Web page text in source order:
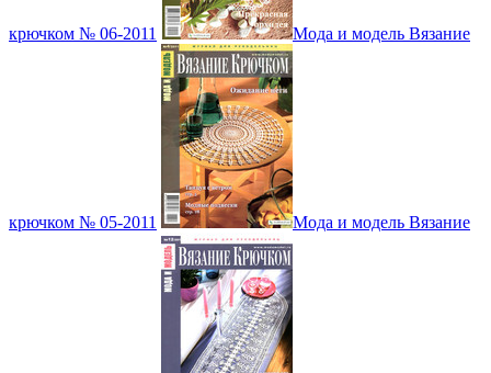
крючком № 06-2011 Мода и модель Вязание
крючком № 05-2011 Мода и модель Вязание